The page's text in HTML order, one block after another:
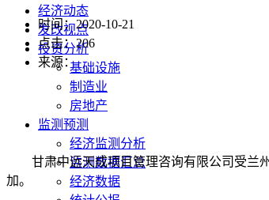
经济动态
发改视点
投资分析
基础设施
制造业
房地产
监测预测
经济监测分析
监测数据汇总
经济数据
时间：2020-10-21
点击：206
来源：
甘肃中远天成项目管理咨询有限公司受兰
加。